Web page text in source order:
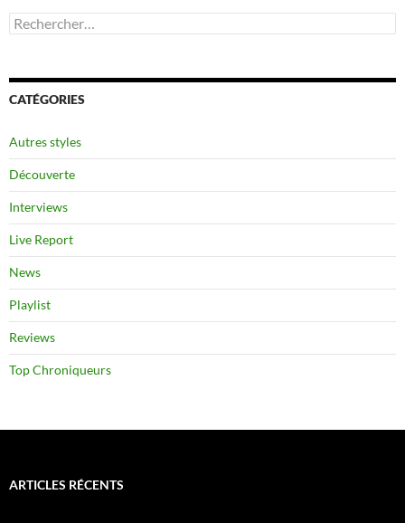
Rechercher :
CATÉGORIES
Autres styles
Découverte
Interviews
Live Report
News
Playlist
Reviews
Top Chroniqueurs
ARTICLES RÉCENTS